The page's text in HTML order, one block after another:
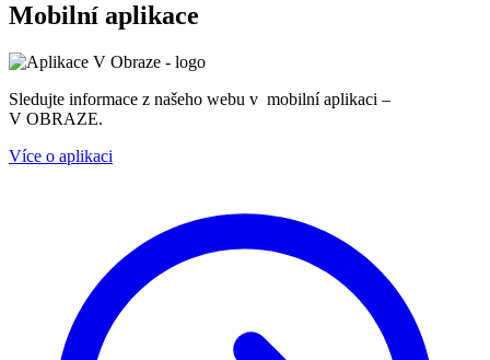
Mobilní aplikace
Sledujte informace z našeho webu v mobilní aplikaci –
V OBRAZE.
Více o aplikaci